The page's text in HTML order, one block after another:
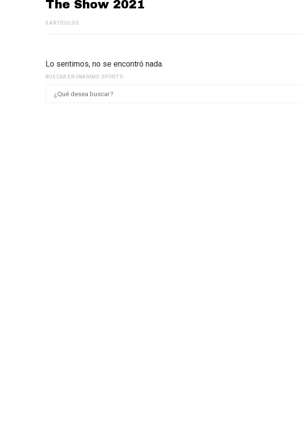
The Show 2021
0 ARTÍCULOS
Lo sentimos, no se encontró nada.
BUSCAR EN UNANIMO SPORTS: